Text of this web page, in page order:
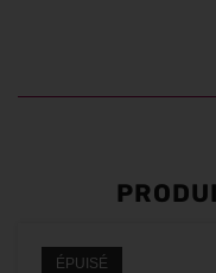
ÉPUISÉ